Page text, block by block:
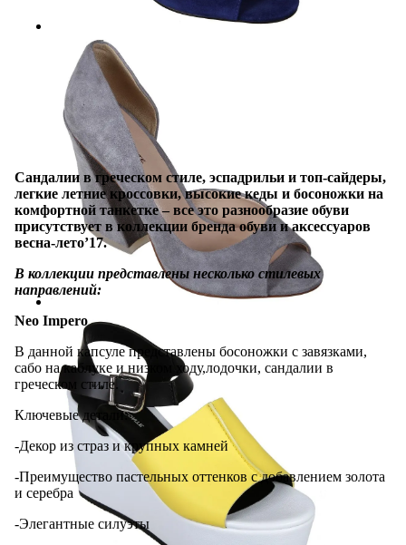
Сандалии в греческом стиле, эспадрильи и топ-сайдеры,
легкие летние кроссовки, высокие кеды и босоножки на
комфортной танкетке – все это разнообразие обуви
присутствует в коллекции бренда обуви и аксессуаров
весна-лето’17.
В коллекции представлены несколько стилевых
направлений:
Neo Impero
В данной капсуле представлены босоножки с завязками,
сабо на каблуке и низком ходу,лодочки, сандалии в
греческом стиле.
Ключевые детали:
-Декор из страз и крупных камней
-Преимущество пастельных оттенков с добавлением золота
и серебра
-Элегантные силуэты